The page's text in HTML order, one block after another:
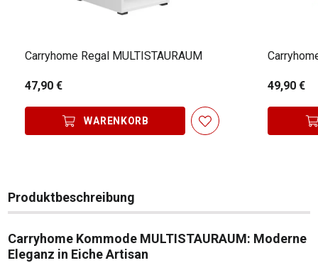
Carryhome Regal MULTISTAURAUM
47,90 €
WARENKORB
49,90 €
Produktbeschreibung
Carryhome Kommode MULTISTAURAUM: Moderne
Eleganz in Eiche Artisan